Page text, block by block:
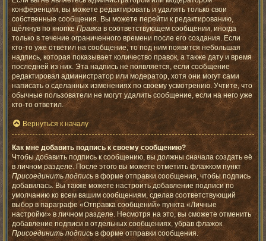
конференции, вы можете редактировать и удалять только свои
собственные сообщения. Вы можете перейти к редактированию,
щёлкнув по кнопкеПравка в соответствующем сообщении, иногда
только в течение ограниченного времени после его создания. Если
кто-то уже ответил на сообщение, то под ним появится небольшая
надпись, которая показывает количество правок, а также дату и время
последней из них. Эта надпись не появляется, если сообщение
редактировал администратор или модератор, хотя они могут сами
написать о сделанных изменениях по своему усмотрению. Учтите, что
обычные пользователи не могут удалить сообщение, если на него уже
кто-то ответил.
Вернуться к началу
Как мне добавить подпись к своему сообщению?
Чтобы добавить подпись к сообщению, вы должны сначала создать её
в личном разделе. После этого вы можете отметить флажком пункт
Присоединить подпись в форме отправки сообщения, чтобы подпись
добавилась. Вы также можете настроить добавление подписи по
умолчанию ко всем вашим сообщениям, сделав соответствующий
выбор в параграфе «Отправка сообщений» пункта «Личные
настройки» в личном разделе. Несмотря на это, вы сможете отменить
добавление подписи в отдельных сообщениях, убрав флажок
Присоединить подписьв форме отправки сообщения.